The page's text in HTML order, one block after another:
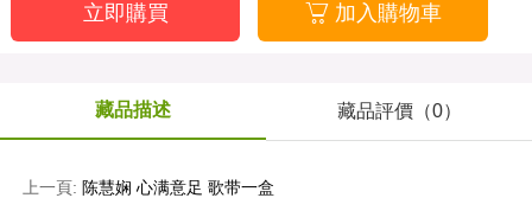
立即購買  加入購物車
藏品描述 藏品評價（0）
上一頁: 陈慧娴 心满意足 歌带一盒